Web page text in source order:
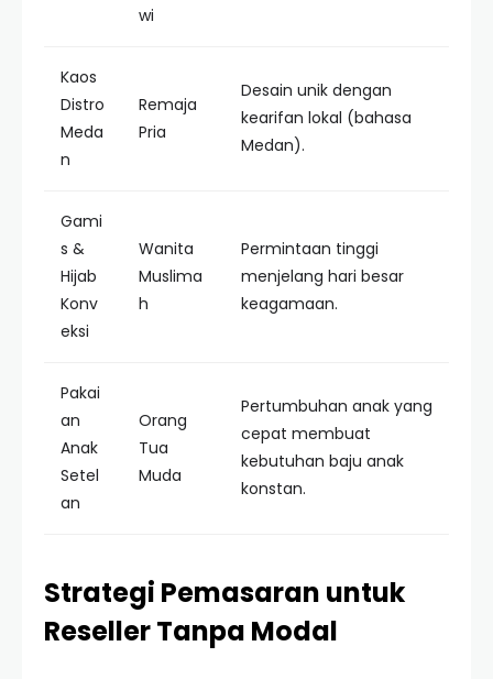
wi
Kaos
Distro
Meda
n
Remaja
Pria
Desain unik dengan
kearifan lokal (bahasa
Medan).
Gami
s &
Hijab
Konv
eksi
Wanita
Muslima
h
Permintaan tinggi
menjelang hari besar
keagamaan.
Pakai
an
Anak
Setel
an
Orang
Tua
Muda
Pertumbuhan anak yang
cepat membuat
kebutuhan baju anak
konstan.
Strategi Pemasaran untuk
Reseller Tanpa Modal